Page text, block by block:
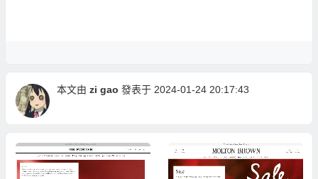
本文由 zi gao 發表于 2024-01-24 20:17:43